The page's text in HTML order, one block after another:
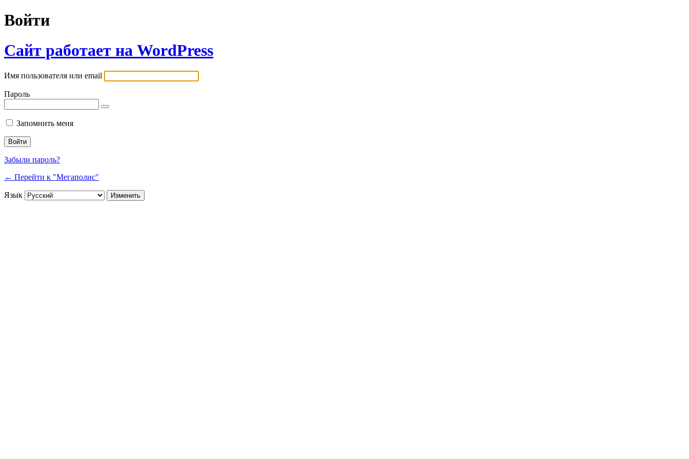
Войти
Сайт работает на WordPress
Имя пользователя или email
Пароль
Запомнить меня
Забыли пароль?
← Перейти к "Мегаполис"
Язык